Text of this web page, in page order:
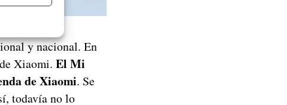
y nacional. En
Xiaomi. El Mi
de Xiaomi. Se
todavía no lo